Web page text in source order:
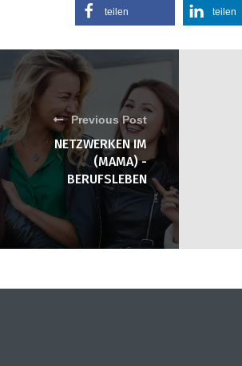
teilen teilen
Previous Post
NETZWERKEN IM
(MAMA) -
BERUFSLEBEN